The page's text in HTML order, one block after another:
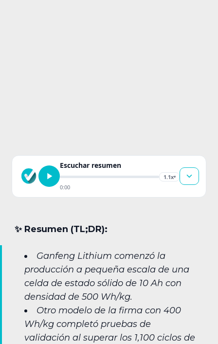
Escuchar resumen
1.1x▾
0:00
✨︎ Resumen (TL;DR):
Ganfeng Lithium comenzó la
producción a pequeña escala de una
celda de estado sólido de 10 Ah con
densidad de 500 Wh/kg.
Otro modelo de la firma con 400
Wh/kg completó pruebas de
validación al superar los 1,100 ciclos de